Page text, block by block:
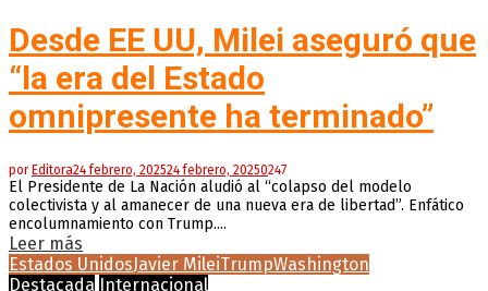
Desde EE UU, Milei aseguró que
“la era del Estado
omnipresente ha terminado”
por Editora24 febrero, 202524 febrero, 20250247
El Presidente de La Nación aludió al “colapso del modelo
colectivista y al amanecer de una nueva era de libertad”. Enfático
encolumnamiento con Trump....
Leer más
Estados UnidosJavier MileiTrumpWashington
Destacada Internacional